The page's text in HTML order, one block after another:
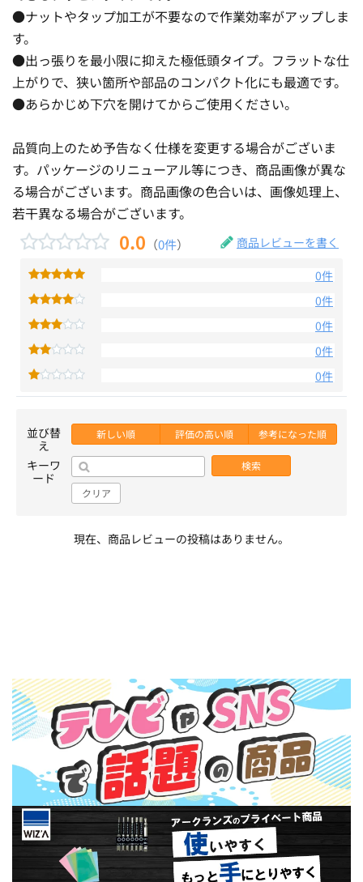
●ナットやタップ加工が不要なので作業効率がアップしま
す。
●出っ張りを最小限に抑えた極低頭タイプ。フラットな仕
上がりで、狭い箇所や部品のコンパクト化にも最適です。
●あらかじめ下穴を開けてからご使用ください。
品質向上のため予告なく仕様を変更する場合がございま
す。パッケージのリニューアル等につき、商品画像が異な
る場合がございます。商品画像の色合いは、画像処理上、
若干異なる場合がございます。
0.0 （0件） 商品レビューを書く
0件
0件
0件
0件
0件
並び替
え
新しい順 評価の高い順 参考になった順
キーワ
ード
検索
クリア
現在、商品レビューの投稿はありません。